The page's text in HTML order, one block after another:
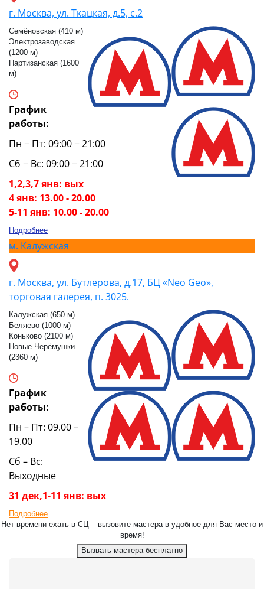
г. Москва, ул. Ткацкая, д.5, с.2
Семёновская (410 м)
Электрозаводская
(1200 м)
Партизанская (1600
м)
График
работы:
Пн − Пт: 09:00 − 21:00
Сб − Вс: 09:00 − 21:00
1,2,3,7 янв: вых
4 янв: 13.00 - 20.00
5-11 янв: 10.00 - 20.00
Подробнее
м. Калужская
г. Москва, ул. Бутлерова, д.17, БЦ «Neo Geo»,
торговая галерея, п. 3025.
Калужская (650 м)
Беляево (1000 м)
Коньково (2100 м)
Новые Черёмушки
(2360 м)
График
работы:
Пн – Пт: 09.00 –
19.00
Сб – Вс:
Выходные
31 дек,1-11 янв: вых
Подробнее
Нет времени ехать в СЦ – вызовите мастера в удобное для Вас место и
время!
Вызвать мастера бесплатно